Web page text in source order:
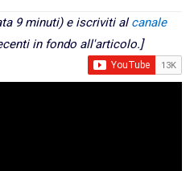
9 minuti) e iscriviti alcanale
in fondo all'articolo.]